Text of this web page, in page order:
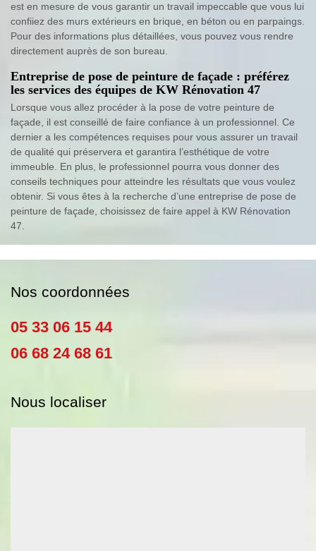
est en mesure de vous garantir un travail impeccable que vous lui
confiiez des murs extérieurs en brique, en béton ou en parpaings.
Pour des informations plus détaillées, vous pouvez vous rendre
directement auprès de son bureau.
Entreprise de pose de peinture de façade : préférez
les services des équipes de KW Rénovation 47
Lorsque vous allez procéder à la pose de votre peinture de
façade, il est conseillé de faire confiance à un professionnel. Ce
dernier a les compétences requises pour vous assurer un travail
de qualité qui préservera et garantira l’esthétique de votre
immeuble. En plus, le professionnel pourra vous donner des
conseils techniques pour atteindre les résultats que vous voulez
obtenir. Si vous êtes à la recherche d’une entreprise de pose de
peinture de façade, choisissez de faire appel à KW Rénovation
47.
Nos coordonnées
05 33 06 15 44
06 68 24 68 61
Nous localiser